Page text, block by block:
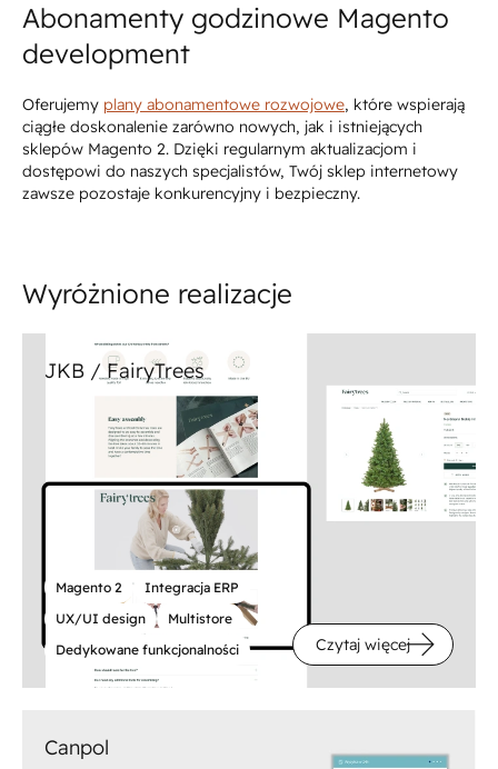
Abonamenty godzinowe Magento
development
Oferujemy plany abonamentowe rozwojowe, które wspierają
ciągłe doskonalenie zarówno nowych, jak i istniejących
sklepów Magento 2. Dzięki regularnym aktualizacjom i
dostępowi do naszych specjalistów, Twój sklep internetowy
zawsze pozostaje konkurencyjny i bezpieczny.
Wyróżnione realizacje
JKB / FairyTrees
Magento 2
Integracja ERP
UX/UI design
Multistore
Dedykowane funkcjonalności
Czytaj więcej
Canpol